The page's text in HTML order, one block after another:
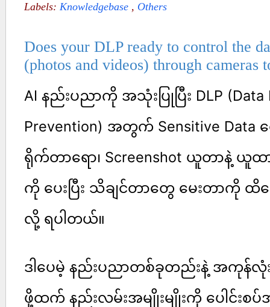
Labels: Knowledgebase , Others
Does your DLP ready to control the
(photos and videos) through cameras
AI နည်းပညာကို အသုံးပြုပြီး DLP (Data
Prevention) အတွက် Sensitive Data
ရိုက်တာရော၊ Screenshot ယူတာနဲ့ ယူထ
ကို ပေးပြီး သိချင်တာတွေ မေးတာကို ထိရ
လို့ ရပါတယ်။
ဒါပေမဲ့ နည်းပညာတစ်ခုတည်းနဲ့ အကုန်
ဖို့ထက် နည်းလမ်းအမျိုးမျိုးကို ပေါင်းစပ်